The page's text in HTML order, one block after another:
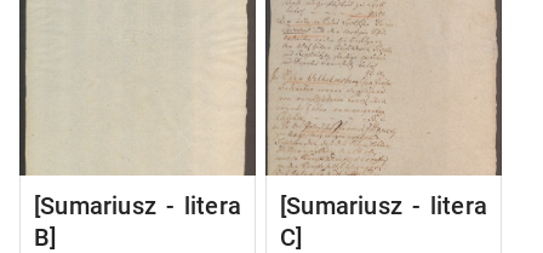
[Sumariusz - litera
B]
[Sumariusz - litera
C]